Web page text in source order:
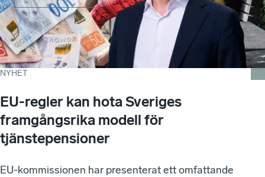
NYHET
EU-regler kan hota Sveriges
framgångsrika modell för
tjänstepensioner
EU-kommissionen har presenterat ett omfattande